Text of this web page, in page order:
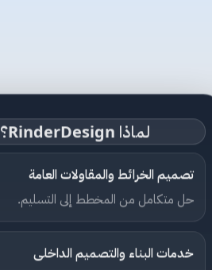
لماذا RinderDesign؟
تصميم الخرائط والمقاولات العامة
حل متكامل من المخطط إلى التسليم.
خدمات البناء والتصميم الداخلى